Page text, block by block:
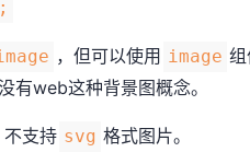
，但可以使用 image
有web这种背景图概念。
不支持 svg 格式图片。